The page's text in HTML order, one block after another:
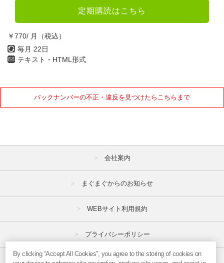
定期購読はこちら
￥770/ 月（税込）
毎月 22日
テキスト・HTML形式
バックナンバーの不正・違反を見つけたらこちらまで
会社案内
まぐまぐからのお知らせ
WEBサイト利用規約
プライバシーポリシー
特定商取引法
By clicking “Accept All Cookies”, you agree to the storing of cookies on